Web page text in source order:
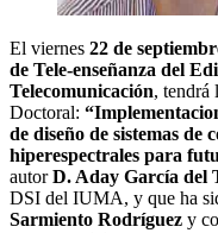
El viernes 22 de
de Tele-enseñanza del
Telecomunicación, tendrá
Doctoral:
de diseño de sistemas de
hiperespectrales para
autorD. Aday García del
DSI del IUMA, y que ha
Sarmiento Rodríguez y